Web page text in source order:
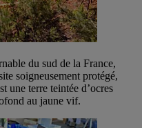
du sud de la France,
soigneusement protégé,
une terre teintée d’ocres
au jaune vif.